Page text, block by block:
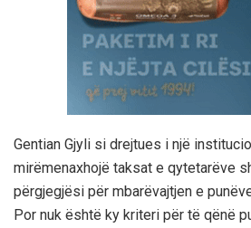
Gentian Gjyli si drejtues i një
mirëmenaxhojë taksat e qytetarëve
përgjegjësi për mbarëvajtjen e
Por nuk është ky kriteri për të qënë